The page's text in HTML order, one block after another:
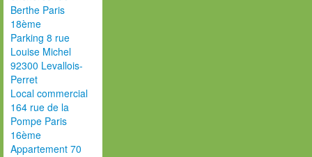
Berthe Paris
18ème
Parking 8 rue
Louise Michel
92300 Levallois-
Perret
Local commercial
164 rue de la
Pompe Paris
16ème
Appartement 70